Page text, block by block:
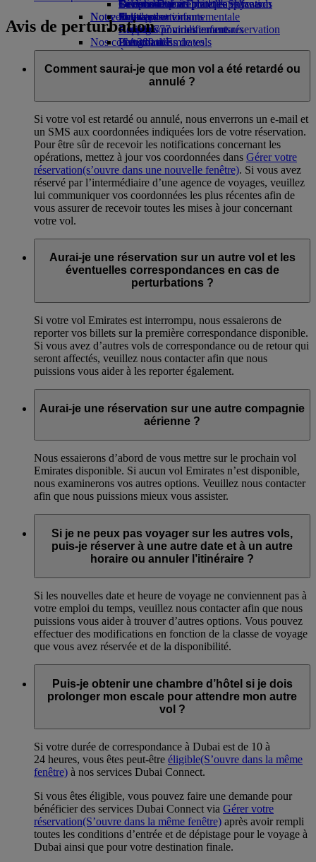
Boissons
Notre flotte
Boeing 777
L’A380 d’Emirates
L’A350 d’Emirates
Emirates Executive
Plan des sièges
Divertissements pour les enfants
Jouets pour enfants
Activités pour les enfants
La durabilité en pratique
Politique environnementale
Rapports environnementaux
Nos communautés
La Fondation Emirates AirlineLa
Fondation Emirates Airline Opens an
external link in a new tab
Genève-Dubai
Nouvelles destinations
Helsinki
Hangzhou
Da Nang
Shenzhen
Siem Reap
Se connecter à Emirates Skywards
Skywards+
Téléphone portable et l'application
Emirates
Annuler ou modifier une réservation
Perturbations de vols
À propos d’Emirates
Avis de perturbation
Comment saurai-je que mon vol a été retardé ou
annulé ?
Si votre vol est retardé ou annulé, nous enverrons un e-mail et
un SMS aux coordonnées indiquées lors de votre réservation.
Pour être sûr de recevoir les notifications concernant les
opérations, mettez à jour vos coordonnées dans Gérer votre
réservation(s’ouvre dans une nouvelle fenêtre). Si vous avez
réservé par l’intermédiaire d’une agence de voyages, veuillez
lui communiquer vos coordonnées les plus récentes afin de
vous assurer de recevoir toutes les mises à jour concernant
votre vol.
Aurai-je une réservation sur un autre vol et les
éventuelles correspondances en cas de
perturbations ?
Si votre vol Emirates est interrompu, nous essaierons de
reporter vos billets sur la première correspondance disponible.
Si vous avez d’autres vols de correspondance ou de retour qui
seront affectés, veuillez nous contacter afin que nous
puissions vous aider à les reporter également.
Aurai-je une réservation sur une autre compagnie
aérienne ?
Nous essaierons d’abord de vous mettre sur le prochain vol
Emirates disponible. Si aucun vol Emirates n’est disponible,
nous examinerons vos autres options. Veuillez nous contacter
afin que nous puissions mieux vous assister.
Si je ne peux pas voyager sur les autres vols,
puis-je réserver à une autre date et à un autre
horaire ou annuler l’itinéraire ?
Si les nouvelles date et heure de voyage ne conviennent pas à
votre emploi du temps, veuillez nous contacter afin que nous
puissions vous aider à trouver d’autres options. Vous pouvez
effectuer des modifications en fonction de la classe de voyage
que vous avez réservée et de la disponibilité.
Puis-je obtenir une chambre d’hôtel si je dois
prolonger mon escale pour attendre mon autre
vol ?
Si votre durée de correspondance à Dubai est de 10 à
24 heures, vous êtes peut-être éligible(S’ouvre dans la même
fenêtre) à nos services Dubai Connect.
Si vous êtes éligible, vous pouvez faire une demande pour
bénéficier des services Dubai Connect via Gérer votre
réservation(S’ouvre dans la même fenêtre) après avoir rempli
toutes les conditions d’entrée et de dépistage pour le voyage à
Dubai ainsi que pour votre destination finale.